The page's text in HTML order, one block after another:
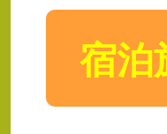
宿泊